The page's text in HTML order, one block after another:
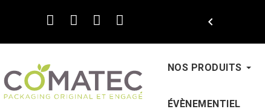

NOS PRODUITS
ÉVÈNEMENTIEL